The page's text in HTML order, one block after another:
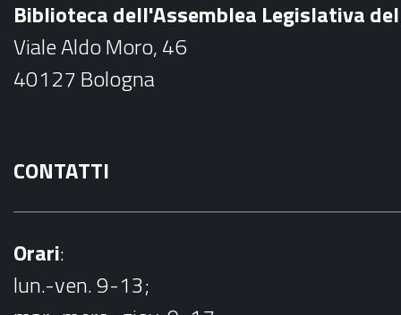
o
k
Biblioteca dell'Assemblea Legislativa
Viale Aldo Moro, 46
40127 Bologna
CONTATTI
Orari:
lun.-ven. 9-13;